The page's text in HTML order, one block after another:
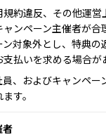
規約違反、その他運営
ンペーン主催者が合
対象外とし、特典の
払いを求める場合が
員、およびキャンペー
す。
者